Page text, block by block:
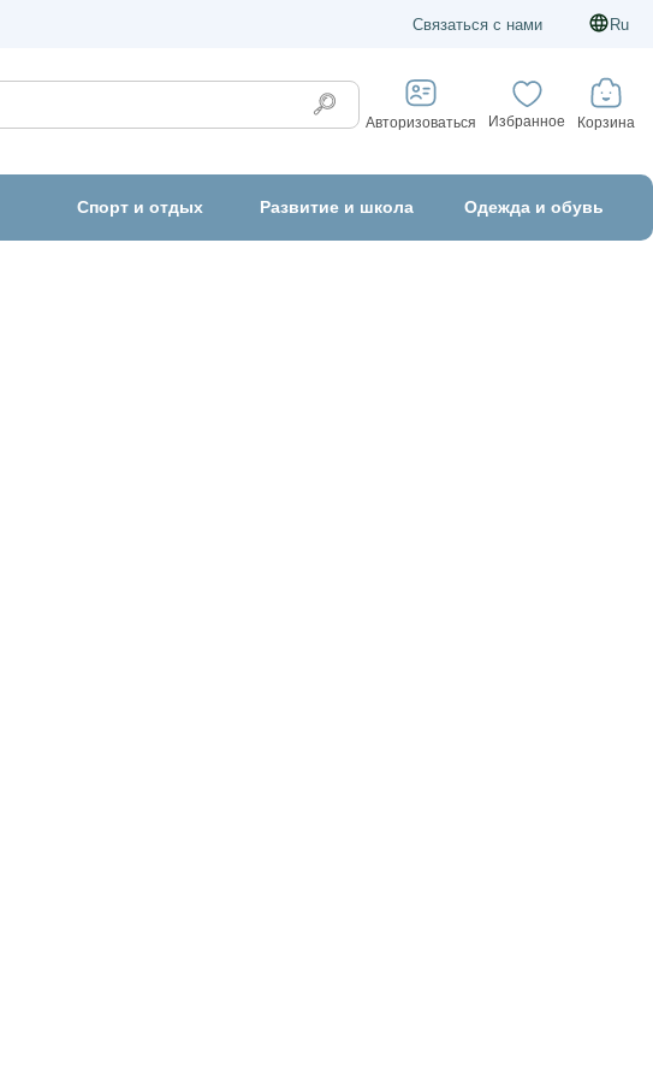
Связаться с нами Ru
Авторизоваться Избранное Корзина
Спорт и отдых Развитие и школа Одежда и обувь